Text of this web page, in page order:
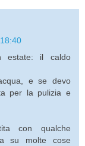
estate: il caldo
e se devo
per la pulizia e
con qualche
su molte cose